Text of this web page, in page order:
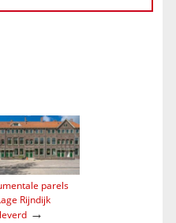
parels
Rijndijk
→